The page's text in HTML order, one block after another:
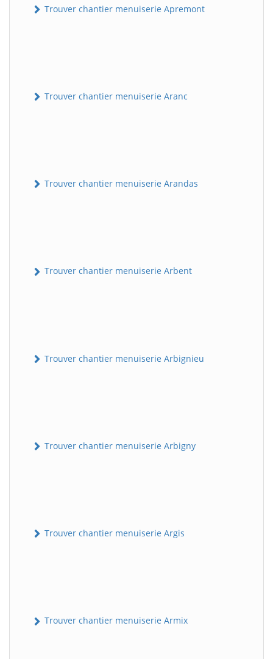
Trouver chantier menuiserie Apremont
Trouver chantier menuiserie Aranc
Trouver chantier menuiserie Arandas
Trouver chantier menuiserie Arbent
Trouver chantier menuiserie Arbignieu
Trouver chantier menuiserie Arbigny
Trouver chantier menuiserie Argis
Trouver chantier menuiserie Armix